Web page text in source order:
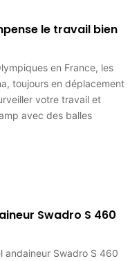
le travail bien
en France, les
toujours en déplacement
votre travail et
avec des balles
Swadro S 460
andaineur Swadro S 460